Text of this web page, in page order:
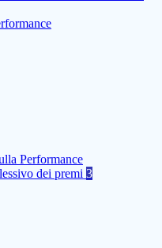
Performance
dei premi 3